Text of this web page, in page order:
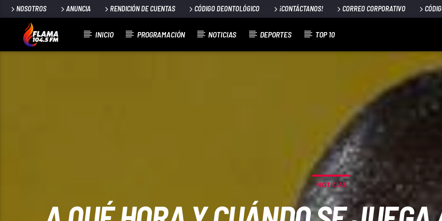
NOSOTROS ANUNCIA RENDICIÓN DE CUENTAS CÓDIGO DEONTOLÓGICO ¡CONTÁCTANOS! CORREO CORPORATIVO
INICIO PROGRAMACIÓN NOTICIAS DEPORTES TOP 10
NOTICIAS